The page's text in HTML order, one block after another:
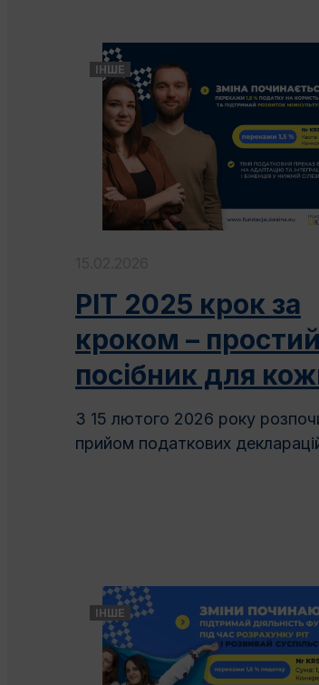
ІНШЕ
PIT 2025 крок за
кроком – простий
посібник для
З 15 лютого 2026 року
прийом податкових
ІНШЕ